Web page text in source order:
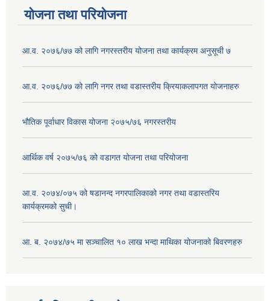
योजना तथा परियोजना
आ.व. २०७६/७७ को लागि नगरस्तरीय योजना तथा कार्यक्रम अनुसूची ७
आ.व. २०७६/७७ को लागि नगर तथा वडास्तरीय क्रियाकलापगत योजनाहरु
भौतिक पूर्वाधार विकास योजना २०७५/७६ नगरस्तरीय
आर्थिक वर्ष २०७५/७६ को वडागत योजना तथा परियोजना
आ.व. २०७४/०७५ को षडानन्द नगरपालिकाको नगर तथा वडास्तरिय
कार्यक्रमको सुची।
आ. ब. २०७४/७५ मा सञ्चालित १० लाख भन्दा माथिका योजनाको बिवरणहरु